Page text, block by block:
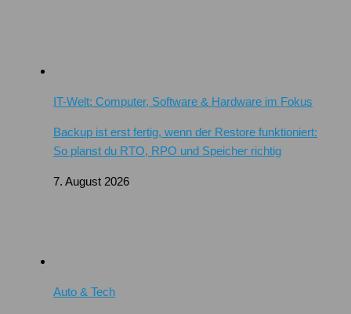
IT-Welt: Computer, Software & Hardware im Fokus
Backup ist erst fertig, wenn der Restore funktioniert:
So planst du RTO, RPO und Speicher richtig
7. August 2026
Auto & Tech